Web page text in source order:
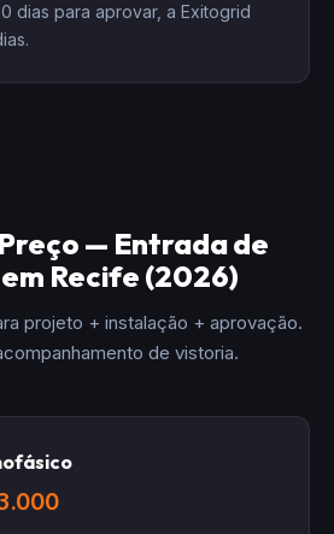
dias para aprovar, a Exitogrid
— Entrada de
Recife (2026)
projeto + instalação + aprovação.
de vistoria.